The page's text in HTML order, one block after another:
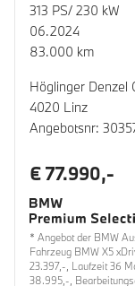
313 PS/ 230 kW
06.2024
83.000 km
Höglinger Denzel
4020 Linz
Angebotsnr:
€ 77.990,-
* Angebot der BMW
Fahrzeug BMW X5
23.397,-, Laufzeit 36
38.995,-,